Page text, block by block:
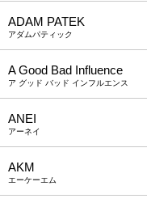
ADAM PATEK
アダムパティック
A Good Bad Influence
ア グッド バッド インフルエンス
ANEI
アーネイ
AKM
エーケーエム